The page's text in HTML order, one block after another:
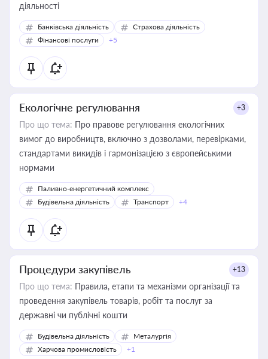
діяльності
Банківська діяльність
Страхова діяльність
Фінансові послуги
+5
Екологічне регулювання +3
Про що тема: Про правове регулювання екологічних
вимог до виробництв, включно з дозволами, перевірками,
стандартами викидів і гармонізацією з європейськими
нормами
Паливно-енергетичний комплекс
Будівельна діяльність
Транспорт +4
Процедури закупівель +13
Про що тема: Правила, етапи та механізми організації та
проведення закупівель товарів, робіт та послуг за
державні чи публічні кошти
Будівельна діяльність
Металургія
Харчова промисловість
+1